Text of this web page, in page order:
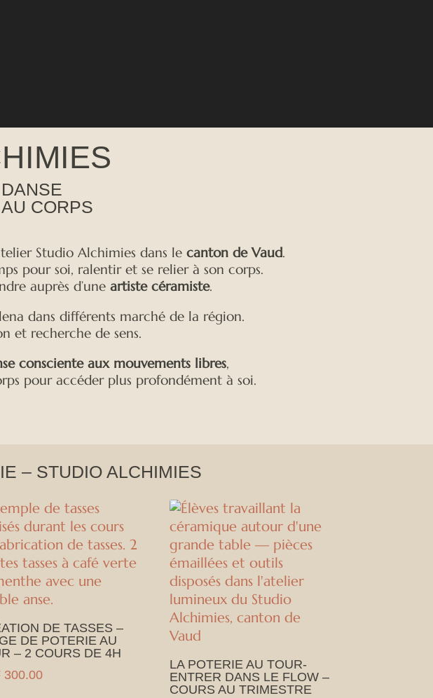
CORPS
Studio Alchimies dans le canton de Vaud.
pour soi, ralentir et se relier à son corps.
auprès d’une artiste céramiste.
dans différents marché de la région.
et recherche de sens.
consciente aux mouvements libres,
pour accéder plus profondément à soi.
– STUDIO ALCHIMIES
DE TASSES –
DE POTERIE AU
– 2 COURS DE 4H
300.00
LA POTERIE AU TOUR-
ENTRER DANS LE FLOW –
COURS AU TRIMESTRE